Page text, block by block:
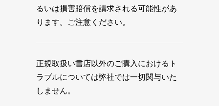
るいは損害賠償を請求される可能性があ
ります。ご注意ください。
正規取扱い書店以外のご購入におけるト
ラブルについては弊社では一切関与いた
しません。